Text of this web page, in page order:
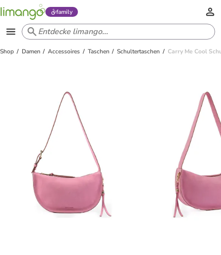
family
Shop Damen Accessoires Taschen Schultertaschen Carry Me Cool